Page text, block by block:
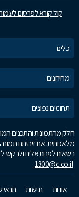
קול קורא לפרסום
כלים
מחירונים
תחומים נפוצים
חלק מהתמונות והתכנים
מלאכותית. אם זיהיתם תמונה
רשאים לפנות אלינו ולבקש
1800@d.co.il
אודות נגישות תנאי